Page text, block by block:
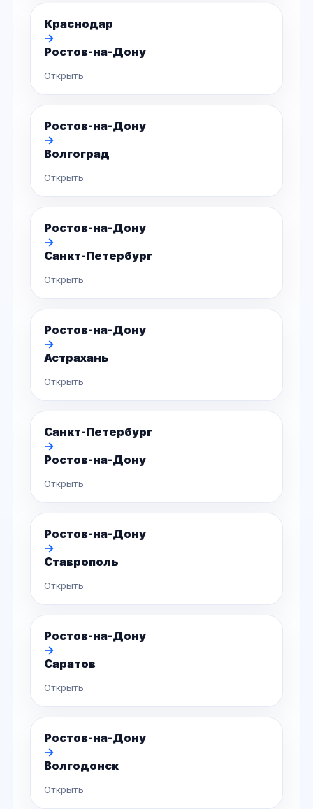
Краснодар
→
Ростов-на-Дону
Открыть
Ростов-на-Дону
→
Волгоград
Открыть
Ростов-на-Дону
→
Санкт-Петербург
Открыть
Ростов-на-Дону
→
Астрахань
Открыть
Санкт-Петербург
→
Ростов-на-Дону
Открыть
Ростов-на-Дону
→
Ставрополь
Открыть
Ростов-на-Дону
→
Саратов
Открыть
Ростов-на-Дону
→
Волгодонск
Открыть